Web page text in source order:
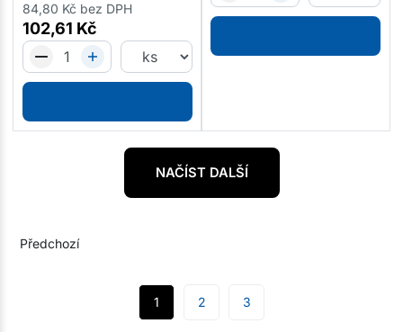
102,61 Kč
84,80 Kč bez DPH
NAČÍST DALŠÍ
Předchozí
1 2 3